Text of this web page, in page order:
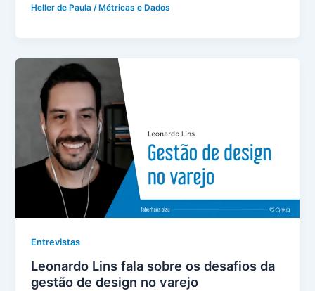
Heller de Paula/ Métricas e Dados
Entrevistas
Leonardo Lins fala sobre os desafios da
gestão de design no varejo